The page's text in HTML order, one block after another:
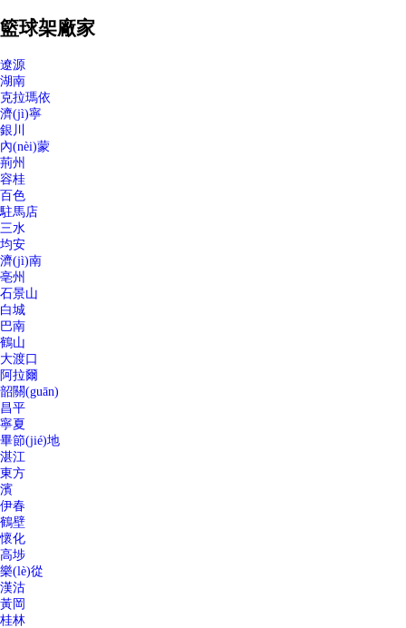
籃球架廠家
遼源
湖南
克拉瑪依
濟(jì)寧
銀川
內(nèi)蒙
荊州
容桂
百色
駐馬店
三水
均安
濟(jì)南
亳州
石景山
白城
巴南
鶴山
大渡口
阿拉爾
韶關(guān)
昌平
寧夏
畢節(jié)地
湛江
東方
濱
伊春
鶴壁
懷化
高埗
樂(lè)從
漢沽
黃岡
桂林